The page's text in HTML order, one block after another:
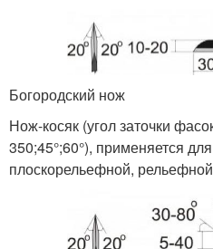
Богородский нож
Нож-косяк (угол заточки
350;45°;60°), применяется
плоскорельефной,